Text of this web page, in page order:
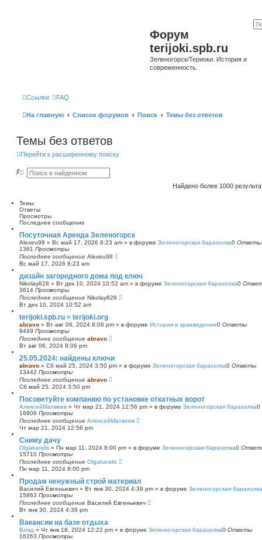
Форум
terijoki.spb.ru
Зеленогорск/Териоки. История и
современность.
Ссылки FAQ
На главную Список форумов Поиск Темы без ответов
Темы без ответов
Перейти к расширенному поиску
П Р
р
е
н
н
ы
й
п
о
и
к
Найдено более 1000
Темы
Ответы
Просмотры
Последнее сообщение
Посуточная Аренда Зеленогорск
Alexeu98 » Вс май 17, 2026 8:23 am » в форуме Зеленогорская барахолка0 Ответы
1361 Просмотры
Последнее сообщение Alexeu98
Вс май 17, 2026 8:23 am
дизайн загородного дома под ключ
Nikolay828 » Вт дек 10, 2024 10:52 am » в форуме Зеленогорская барахолка0
3614 Просмотры
Последнее сообщение Nikolay828
Вт дек 10, 2024 10:52 am
terijoki.spb.ru = terijoki.org
abravo » Вт авг 06, 2024 8:06 pm » в форуме История и краеведение0 Ответы
9449 Просмотры
Последнее сообщение abravo
Вт авг 06, 2024 8:06 pm
25.05.2024: найдены ключи
abravo » Сб май 25, 2024 3:50 pm » в форуме Зеленогорская барахолка0 Ответы
13442 Просмотры
Последнее сообщение abravo
Сб май 25, 2024 3:50 pm
Посоветуйте компанию по установке откатных ворот
АлексейМатвеев » Чт мар 21, 2024 12:56 pm » в форуме Зеленогорская барахолка0
16909 Просмотры
Последнее сообщение АлексейМатвеев
Чт мар 21, 2024 12:56 pm
Сниму дачу
Olgakaralis » Пн мар 11, 2024 8:00 pm » в форуме Зеленогорская барахолка0
15710 Просмотры
Последнее сообщение Olgakaralis
Пн мар 11, 2024 8:00 pm
Продам ненужный строй материал
Василий Евгеньевич » Вт янв 30, 2024 4:39 pm » в форуме Зеленогорская барахолка
15863 Просмотры
Последнее сообщение Василий Евгеньевич
Вт янв 30, 2024 4:39 pm
Вакансии на базе отдыха
Влад » Чт янв 18, 2024 12:22 pm » в форуме Зеленогорская барахолка0 Ответы
16263 Просмотры